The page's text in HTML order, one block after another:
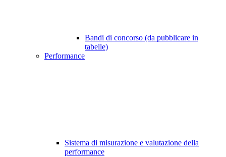
Bandi di concorso (da pubblicare in
tabelle)
Performance
Sistema di misurazione e valutazione della
performance